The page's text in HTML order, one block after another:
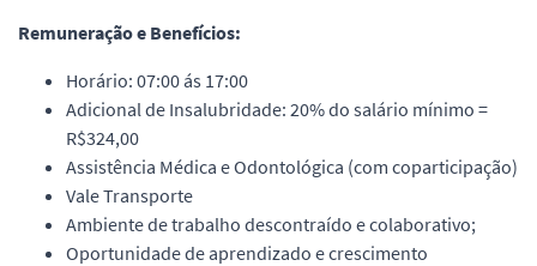
Remuneração e Benefícios:
Horário: 07:00 ás 17:00
Adicional de Insalubridade: 20% do salário mínimo =
R$324,00
Assistência Médica e Odontológica (com coparticipação)
Vale Transporte
Ambiente de trabalho descontraído e colaborativo;
Oportunidade de aprendizado e crescimento